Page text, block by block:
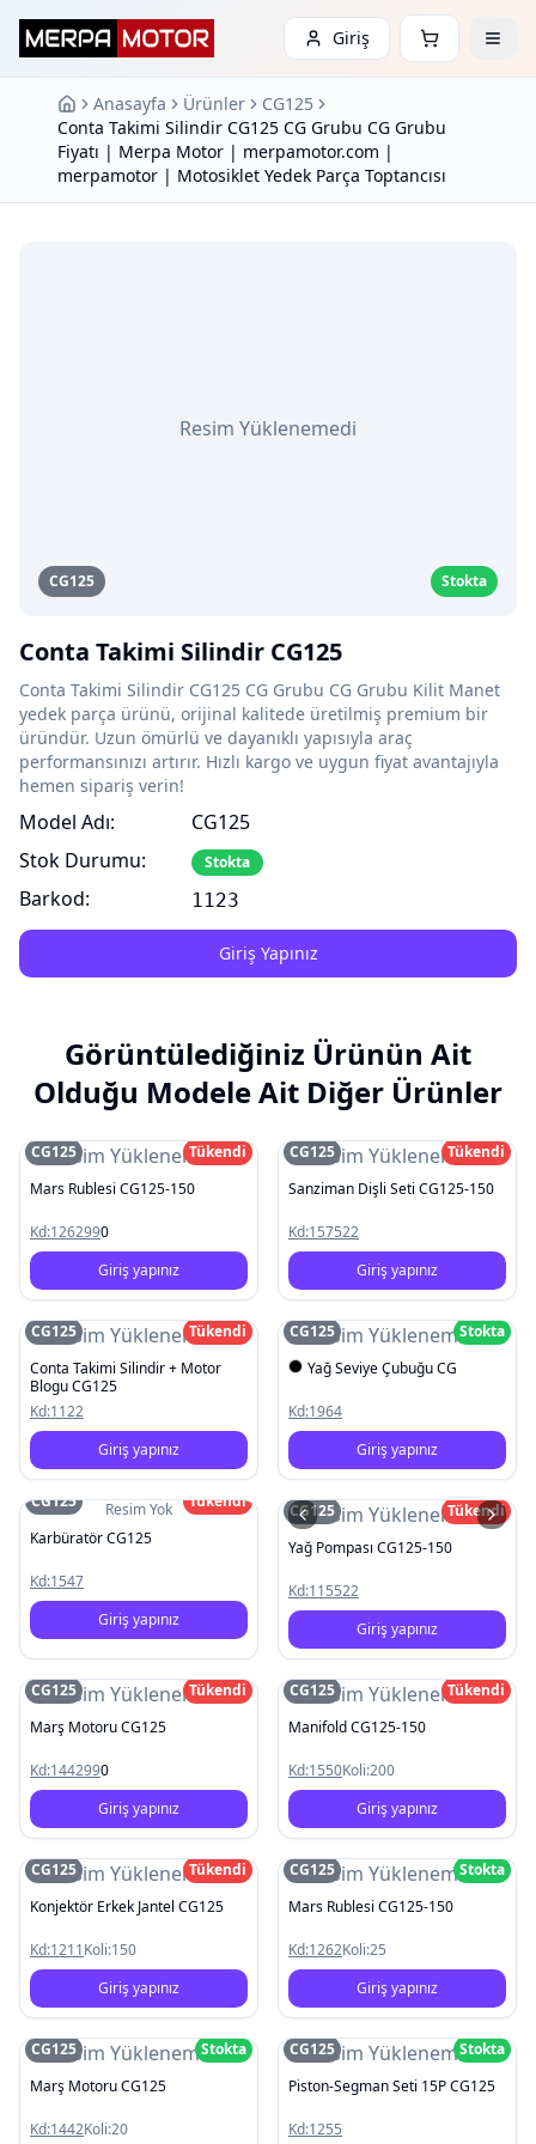
Giriş
Anasayfa Ürünler
CG125
Conta Takimi Silindir CG125 CG Grubu CG Grubu
Fiyatı | Merpa Motor | merpamotor.com |
merpamotor | Motosiklet Yedek Parça Toptancısı
CG125 Stokta
Resim Yüklenemedi
Conta Takimi Silindir CG125
Conta Takimi Silindir CG125 CG Grubu CG Grubu Kilit Manet
yedek parça ürünü, orijinal kalitede üretilmiş premium bir
üründür. Uzun ömürlü ve dayanıklı yapısıyla araç
performansınızı artırır. Hızlı kargo ve uygun fiyat avantajıyla
hemen sipariş verin!
Model Adı:
Stok Durumu:
Barkod:
CG125
Stokta
1123
Giriş Yapınız
Görüntülediğiniz Ürünün Ait
Olduğu Modele Ait Diğer Ürünler
Resim Yüklenemedi
CG125
Tükendi
Mars Rublesi CG125-150
Kd:1262990
Giriş yapınız
Resim Yüklenemedi
CG125
Tükendi
Sanziman Dişli Seti CG125-150
Kd:157522
Giriş yapınız
Resim Yüklenemedi
CG125
Tükendi
Conta Takimi Silindir + Motor
Blogu CG125
Kd:1122
Giriş yapınız
Resim Yüklenemedi
CG125
Stokta
Yağ Seviye Çubuğu CG
Kd:1964
Giriş yapınız
Resim Yok
CG125
Tükendi
Karbüratör CG125
Kd:1547
Giriş yapınız
Resim Yüklenemedi
CG125
Tükendi
Yağ Pompası CG125-150
Kd:115522
Giriş yapınız
Resim Yüklenemedi
CG125
Tükendi
Marş Motoru CG125
Kd:1442990
Giriş yapınız
Resim Yüklenemedi
CG125
Tükendi
Manifold CG125-150
Kd:1550Koli:200
Giriş yapınız
Resim Yüklenemedi
CG125
Tükendi
Konjektör Erkek Jantel CG125
Kd:1211Koli:150
Giriş yapınız
Resim Yüklenemedi
CG125
Stokta
Mars Rublesi CG125-150
Kd:1262Koli:25
Giriş yapınız
Resim Yüklenemedi
CG125
Stokta
Marş Motoru CG125
Kd:1442Koli:20
Resim Yüklenemedi
CG125
Stokta
Piston-Segman Seti 15P CG125
Kd:1255